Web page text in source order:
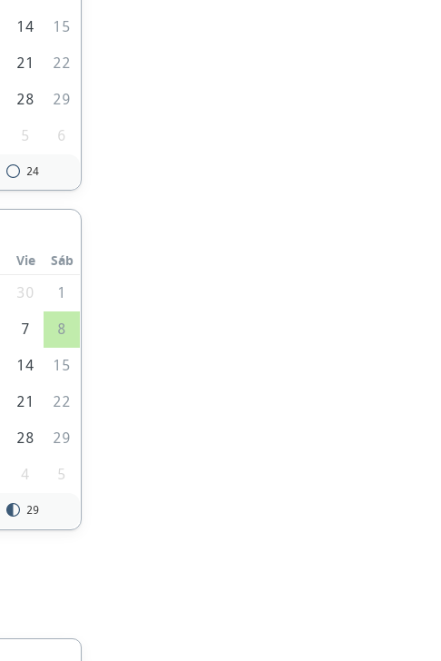
14 15
21 22
28 29
5 6
24
Vie
Sáb
30 1
7 8
14 15
21 22
28 29
4 5
29